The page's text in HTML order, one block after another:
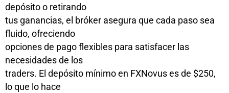
depósito o retirando
tus ganancias, el bróker asegura que cada paso sea
fluido, ofreciendo
opciones de pago flexibles para satisfacer las
necesidades de los
traders. El depósito mínimo en FXNovus es de $250,
lo que lo hace